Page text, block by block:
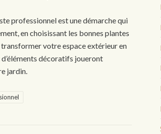
professionnel est une démarche qui
en choisissant les bonnes plantes
votre espace extérieur en
décoratifs joueront
jardin.